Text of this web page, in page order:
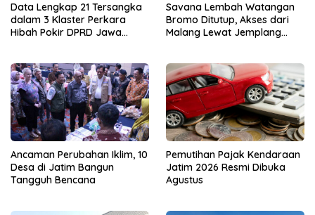
Data Lengkap 21 Tersangka
dalam 3 Klaster Perkara
Hibah Pokir DPRD Jawa
Savana Lembah Watangan
Bromo Ditutup, Akses dari
Malang Lewat Jemplang
Ancaman Perubahan Iklim, 10
Desa di Jatim Bangun
Tangguh Bencana
Pemutihan Pajak Kendaraan
Jatim 2026 Resmi Dibuka
Agustus